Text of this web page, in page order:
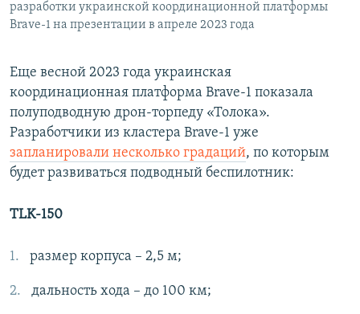
разработки украинской координационной платформы
Brave-1 на презентации в апреле 2023 года
Еще весной 2023 года украинская
координационная платформа Brave-1 показала
полуподводную дрон-торпеду «Толока».
Разработчики из кластера Brave-1 уже
запланировали несколько градаций, по которым
будет развиваться подводный беспилотник:
TLK-150
размер корпуса – 2,5 м;
дальность хода – до 100 км;